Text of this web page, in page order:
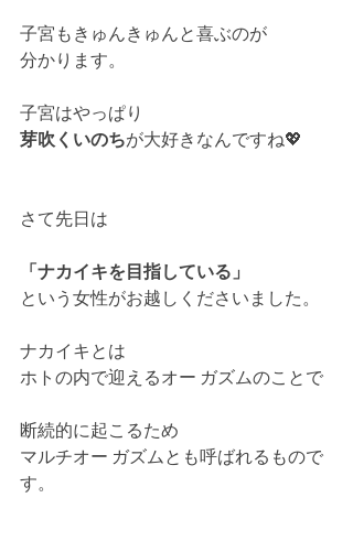
子宮もきゅんきゅんと喜ぶのが
分かります。
子宮はやっぱり
芽吹くいのちが大好きなんですね💖
さて先日は
「ナカイキを目指している」
という女性がお越しくださいました。
ナカイキとは
ホトの内で迎えるオー ガズムのことで
断続的に起こるため
マルチオー ガズムとも呼ばれるもので
す。